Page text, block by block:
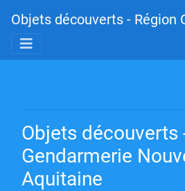
Objets découverts -
Objets découverts
Gendarmerie
Aquitaine